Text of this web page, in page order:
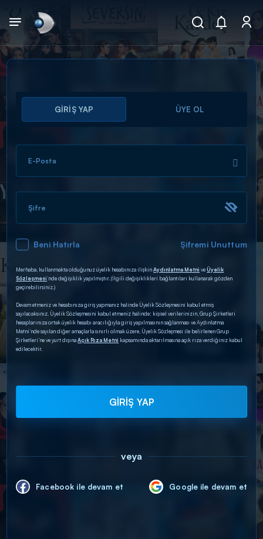
Arama
ARAMA SONUÇLARI
DİĞER SONUÇLAR
GİRİŞ YAP ÜYE OL
E-Posta
Şifre
Beni Hatırla Şifremi Unuttum
Merhaba, kullanmakta olduğunuz üyelik hesabınıza ilişkinAydınlatma Metni veÜyelik
Sözleşmesi’nde değişiklik yapılmıştır. (İlgili değişiklikleri bağlantıları kullanarak gözden
geçirebilirsiniz.)
Devam etmeniz ve hesabınıza giriş yapmanız halinde Üyelik Sözleşmesini kabul etmiş
sayılacaksınız. Üyelik Sözleşmesini kabul etmeniz halinde; kişisel verilerinizin, Grup Şirketleri
hesaplarınıza ortak üyelik hesabı aracılığıyla giriş yapılmasının sağlanması ve Aydınlatma
Metni’nde sayılan diğer amaçlarla sınırlı olmak üzere, Üyelik Sözleşmesi ile belirlenen Grup
Şirketleri’ne ve yurt dışınaAçık Rıza Metni kapsamında aktarılmasına açık rıza verdiğiniz kabul
edilecektir.
GİRİŞ YAP
veya
Facebook ile devam et Google ile devam et